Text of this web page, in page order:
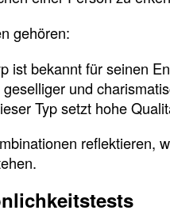
gehören:
ist bekannt für seinen
geselliger und
Typ setzt hohe
reflektieren,